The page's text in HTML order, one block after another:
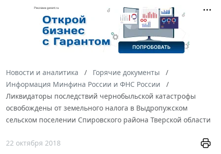
Новости и аналитика
Горячие документы
Информация Минфина России и ФНС России
Ликвидаторы последствий чернобыльской катастрофы
освобождены от земельного налога в Выдропужском
сельском поселении Спировского района Тверской области
22 октября 2018